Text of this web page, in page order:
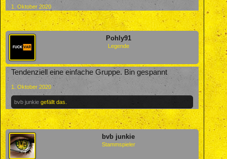
1. Oktober 2020
Pohly91
Legende
Tendenziell eine einfache Gruppe. Bin gespannt
1. Oktober 2020
bvb junkie gefällt das.
bvb junkie
Stammspieler